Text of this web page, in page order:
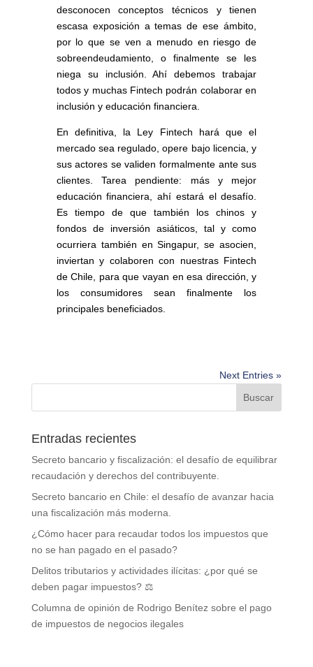
desconocen conceptos técnicos y tienen
escasa exposición a temas de ese ámbito,
por lo que se ven a menudo en riesgo de
sobreendeudamiento, o finalmente se les
niega su inclusión. Ahí debemos trabajar
todos y muchas Fintech podrán colaborar en
inclusión y educación financiera.
En definitiva, la Ley Fintech hará que el
mercado sea regulado, opere bajo licencia, y
sus actores se validen formalmente ante sus
clientes. Tarea pendiente: más y mejor
educación financiera, ahí estará el desafío.
Es tiempo de que también los chinos y
fondos de inversión asiáticos, tal y como
ocurriera también en Singapur, se asocien,
inviertan y colaboren con nuestras Fintech
de Chile, para que vayan en esa dirección, y
los consumidores sean finalmente los
principales beneficiados.
Next Entries »
Entradas recientes
Secreto bancario y fiscalización: el desafío de equilibrar
recaudación y derechos del contribuyente.
Secreto bancario en Chile: el desafío de avanzar hacia
una fiscalización más moderna.
¿Cómo hacer para recaudar todos los impuestos que
no se han pagado en el pasado?
Delitos tributarios y actividades ilícitas: ¿por qué se
deben pagar impuestos? ⚖️
Columna de opinión de Rodrigo Benítez sobre el pago
de impuestos de negocios ilegales